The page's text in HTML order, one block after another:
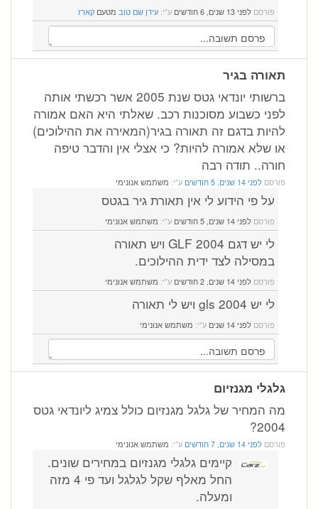
פורסם לפני 13 שנים, 6 חודשים ע"י: עידן שם טוב מטעם קארז
תאורה בגיר
ברשותי יונדאי גטס שנת 2005 אשר רכשתי אותה
לפני כשבוע מסוכנות רכב. שאלתי היא האם אמורה
להיות בדגם זה תאורה בגיר(המאירה את ההילוכים)
או שלא אמורה להיות? כי אצלי אין והדבר טיפה
חורה.. תודה רבה
פורסם לפני 14 שנים, 5 חודשים ע"י: משתמש אנונימי
על פי הידוע לי אין תאורת גיר בגטס
פורסם לפני 14 שנים, 5 חודשים ע"י: משתמש אנונימי
לי יש דגם GLF 2004 ויש תאורה
במסילה לצד ידית ההילוכים.
פורסם לפני 14 שנים, 2 חודשים ע"י: משתמש אנונימי
לי יש 2004 gls ויש לי תאורה
פורסם לפני 14 שנים ע"י: משתמש אנונימי
גלגלי מגנזיום
מה המחיר של גלגל מגנזיום כולל צמיג ליונדאי גטס
2004?
פורסם לפני 14 שנים, 7 חודשים ע"י: משתמש אנונימי
קיימים גלגלי מגנזיום במחירים שונים.
החל מאלף שקל לגלגל ועד פי 4 מזה
ומעלה.